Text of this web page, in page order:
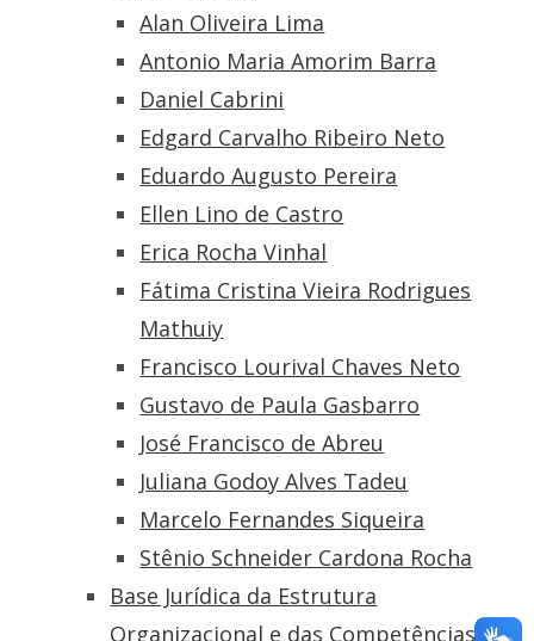
Alan Oliveira Lima
Antonio Maria Amorim Barra
Daniel Cabrini
Edgard Carvalho Ribeiro Neto
Eduardo Augusto Pereira
Ellen Lino de Castro
Erica Rocha Vinhal
Fátima Cristina Vieira Rodrigues
Mathuiy
Francisco Lourival Chaves Neto
Gustavo de Paula Gasbarro
José Francisco de Abreu
Juliana Godoy Alves Tadeu
Marcelo Fernandes Siqueira
Stênio Schneider Cardona Rocha
Base Jurídica da Estrutura
Organizacional e das Competências